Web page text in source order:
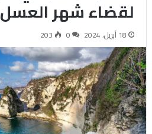
لقضاء شهر العسل
18 أبريل، 2024 0
203